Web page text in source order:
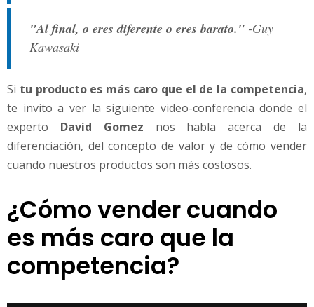
p
e
n
c
a
"Al final, o eres diferente o eres barato." -Guy
Kawasaki
Si tu producto es más caro que el de la competencia,
te invito a ver la siguiente video-conferencia donde el
experto David Gomez nos habla acerca de la
diferenciación, del concepto de valor y de cómo vender
cuando nuestros productos son más costosos.
¿Cómo vender cuando
es más caro que la
competencia?